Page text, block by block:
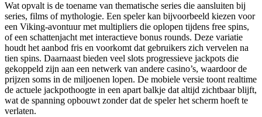
Wat opvalt is de toename van thematische series die aansluiten bij
series, films of mythologie. Een speler kan bijvoorbeeld kiezen voor
een Viking-avontuur met multipliers die oplopen tijdens free spins,
of een schattenjacht met interactieve bonus rounds. Deze variatie
houdt het aanbod fris en voorkomt dat gebruikers zich vervelen na
tien spins. Daarnaast bieden veel slots progressieve jackpots die
gekoppeld zijn aan een netwerk van andere casino’s, waardoor de
prijzen soms in de miljoenen lopen. De mobiele versie toont realtime
de actuele jackpothoogte in een apart balkje dat altijd zichtbaar blijft,
wat de spanning opbouwt zonder dat de speler het scherm hoeft te
verlaten.